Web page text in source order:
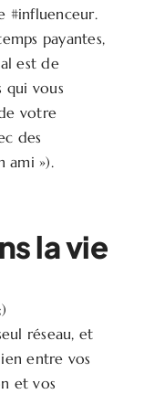
#influenceur.
payantes,
est de
qui vous
votre
des
ami »).
la vie
réseau, et
entre vos
et vos